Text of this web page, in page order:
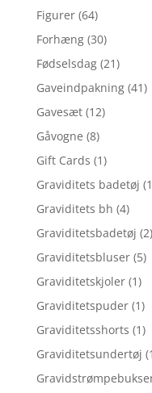
Figurer (64)
Forhæng (30)
Fødselsdag (21)
Gaveindpakning (41)
Gavesæt (12)
Gåvogne (8)
Gift Cards (1)
Graviditets badetøj
Graviditets bh (4)
Graviditetsbadetøj (2)
Graviditetsbluser (5)
Graviditetskjoler (1)
Graviditetspuder (1)
Graviditetsshorts (1)
Graviditetsundertøj